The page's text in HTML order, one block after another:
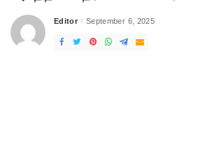
Posted
Editor September 6, 2025